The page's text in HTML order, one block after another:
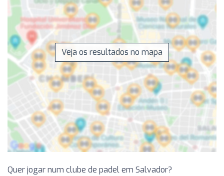
Veja os resultados no mapa
Quer jogar num clube de padel em Salvador?